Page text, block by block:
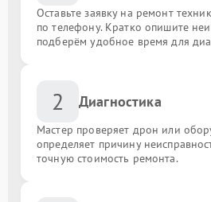
Оставьте заявку на ремонт
по телефону. Кратко опишите
подберём удобное время для
2 Диагностика
Мастер проверяет дрон или
определяет причину
точную стоимость ремонта.